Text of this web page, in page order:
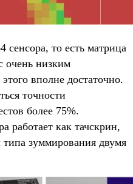
сенсора, то есть матрица
очень низким
вполне достаточно.
точности
более 75%.
работает как тачскрин,
зуммирования двумя